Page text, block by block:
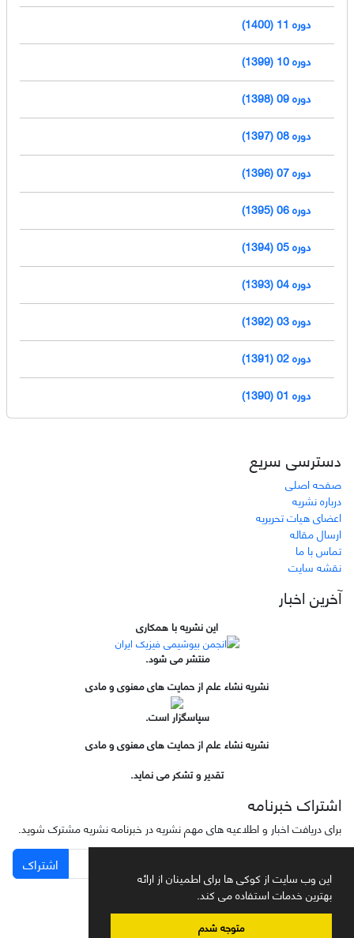
این وب سایت از کوکی ها برای اطمینان از ارائه
بهترین خدمات استفاده می کند.
متوجه شدم
دوره 11 (1400)
دوره 10 (1399)
دوره 09 (1398)
دوره 08 (1397)
دوره 07 (1396)
دوره 06 (1395)
دوره 05 (1394)
دوره 04 (1393)
دوره 03 (1392)
دوره 02 (1391)
دوره 01 (1390)
دسترسی سریع
صفحه اصلی
درباره نشریه
اعضای هیات تحریریه
ارسال مقاله
تماس با ما
نقشه سایت
آخرین اخبار
این نشریه با همکاری
منتشر می شود.
نشریه نشاء علم از حمایت های معنوی و مادی
سپاسگزار است.
نشریه نشاء علم از حمایت های معنوی و مادی
تقدیر و تشکر می نماید.
اشتراک خبرنامه
برای دریافت اخبار و اطلاعیه های مهم نشریه در خبرنامه نشریه مشترک شوید.
اشتراک